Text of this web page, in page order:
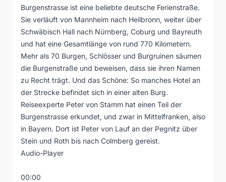
Burgenstrasse ist eine beliebte deutsche Ferienstraße.
Sie verläuft von Mannheim nach Heilbronn, weiter über
Schwäbisch Hall nach Nürnberg, Coburg und Bayreuth
und hat eine Gesamtlänge von rund 770 Kilometern.
Mehr als 70 Burgen, Schlösser und Burgruinen säumen
die Burgenstraße und beweisen, dass sie ihren Namen
zu Recht trägt. Und das Schöne: So manches Hotel an
der Strecke befindet sich in einer alten Burg.
Reiseexperte Peter von Stamm hat einen Teil der
Burgenstrasse erkundet, und zwar in Mittelfranken, also
in Bayern. Dort ist Peter von Lauf an der Pegnitz über
Stein und Roth bis nach Colmberg gereist.
Audio-Player
00:00